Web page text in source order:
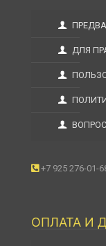
ДЛЯ
+7 925 276-01-
ОПЛАТА И